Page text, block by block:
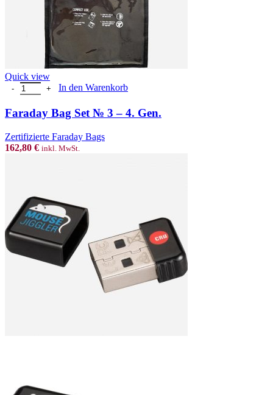
Quick view
Faraday Bag Set № 3 – 4. Gen. Menge
In den Warenkorb
Faraday Bag Set № 3 – 4. Gen.
Zertifizierte Faraday Bags
162,80 € inkl. MwSt.